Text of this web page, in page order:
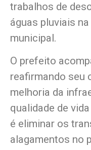
trabalhos de
águas pluviais
municipal.
O prefeito
reafirmando seu
melhoria da
qualidade de
é eliminar os
alagamentos no